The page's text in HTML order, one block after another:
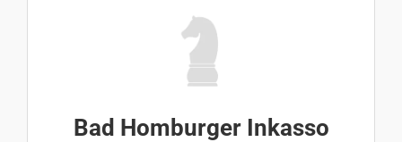
Bad Homburger Inkasso